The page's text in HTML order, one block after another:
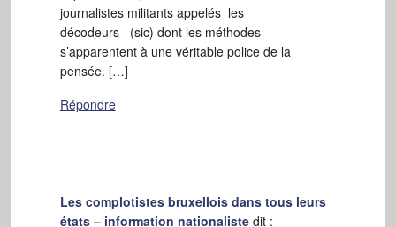
journalistes militants appelés les
décodeurs (sic) dont les méthodes
s’apparentent à une véritable police de la
pensée. […]
Répondre
Les complotistes bruxellois dans tous leurs
états – information nationaliste dit :